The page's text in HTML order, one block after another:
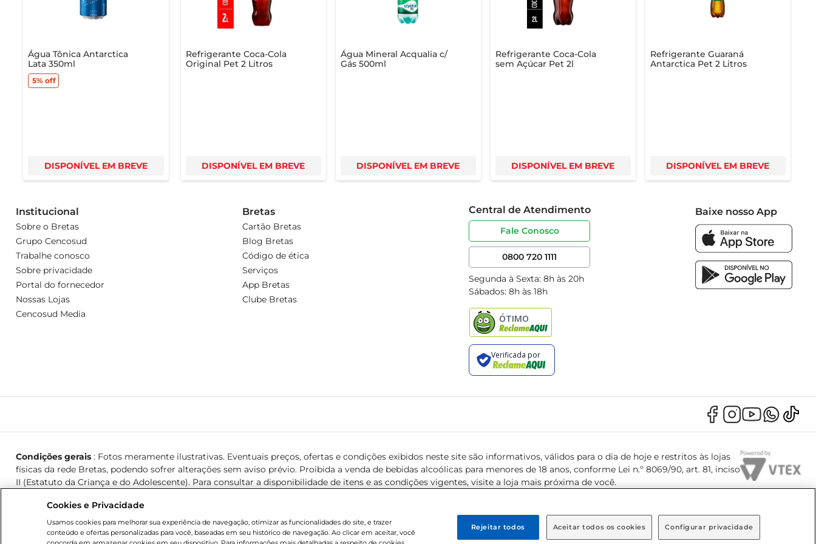
Água Tônica Antarctica
Lata 350ml
5% off
DISPONÍVEL EM BREVE
Refrigerante Coca-Cola
Original Pet 2 Litros
DISPONÍVEL EM BREVE
Água Mineral Acqualia c/
Gás 500ml
DISPONÍVEL EM BREVE
Refrigerante Coca-Cola
sem Açúcar Pet 2l
DISPONÍVEL EM BREVE
Refrigerante Guaraná
Antarctica Pet 2 Litros
DISPONÍVEL EM BREVE
Institucional
Sobre o Bretas
Grupo Cencosud
Trabalhe conosco
Sobre privacidade
Portal do fornecedor
Nossas Lojas
Cencosud Media
Bretas
Cartão Bretas
Blog Bretas
Código de ética
Serviços
App Bretas
Clube Bretas
Central de Atendimento
Fale Conosco
0800 720 1111
Segunda à Sexta: 8h às 20h
Sábados: 8h às 18h
Baixe nosso App
Condições gerais: Fotos meramente ilustrativas. Eventuais preços, ofertas e condições exibidos neste site são informativos, válidos para o dia de hoje e restritos às lojas
físicas da rede Bretas, podendo sofrer alterações sem aviso prévio. Proibida a venda de bebidas alcoólicas para menores de 18 anos, conforme Lei n.º 8069/90, art. 81, inciso
II (Estatuto da Criança e do Adolescente). Para consultar a disponibilidade de itens e as condições vigentes, visite a loja mais próxima de você.
Cookies e Privacidade
Usamos cookies para melhorar sua experiência de navegação, otimizar as funcionalidades do site, e trazer
conteúdo e ofertas personalizadas para você, baseadas em seu histórico de navegação. Ao clicar em aceitar, você
Configurar privacidade
Rejeitar todos Aceitar todos os cookies